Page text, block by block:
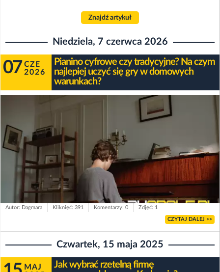
Znajdź artykuł
Niedziela, 7 czerwca 2026
07 CZE
2026
Pianino cyfrowe czy tradycyjne? Na czym
najlepiej uczyć się gry w domowych
warunkach?
Autor: Dagmara Kliknięć: 391 Komentarzy: 0 Zdjęć: 1
CZYTAJ DALEJ >>
Czwartek, 15 maja 2025
MAJ
Jak wybrać rzetelną firmę